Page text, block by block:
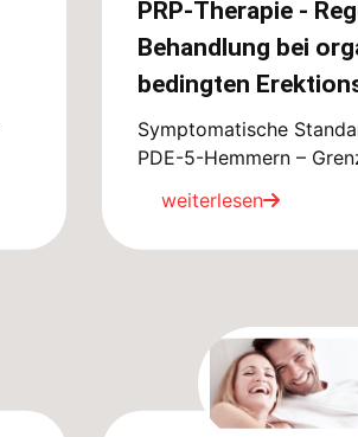
PRP-Therapie -
Behandlung bei
bedingten
Symptomatische
PDE-5-Hemmern –
weiterlesen